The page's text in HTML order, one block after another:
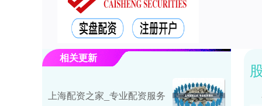
相关更新
上海配资之家_专业配资服务